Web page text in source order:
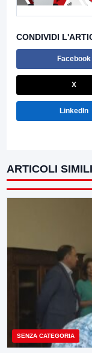
CONDIVIDI
Facebook
X
LinkedIn
ARTICOLI SIMILI
SENZA CATEGORIA